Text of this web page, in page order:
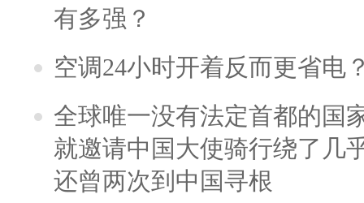
有多强？
空调24小时开着反而更省电
全球唯一没有法定首都的国
就邀请中国大使骑行绕了几
还曾两次到中国寻根